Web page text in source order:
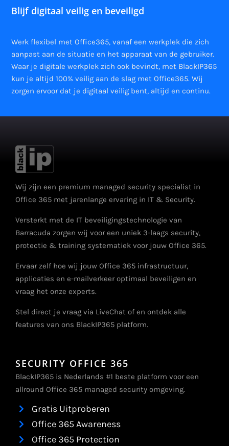
Blijf digitaal veilig en beveiligd
Werk flexibel met Office365, vanaf een werkplek die zich
aanpast aan de situatie en het apparaat van de gebruiker.
Waar je digitale werkplek zich ook bevindt, met BlackIP365
kun je altijd 100% veilig aan de slag met Office365. Wij
zorgen ervoor dat je digitaal veilig bent, altijd en continu.
Wij zijn een premium managed security specialist in
Office 365 met jarenlange ervaring in IT & Security.
Versterkt met de IT beveiligingstechnologie van
Barracuda zorgen wij voor een uniek 3-laags security,
protectie & training systematiek voor jouw Office 365.
Ervaar zelf hoe wij jouw Office 365 infrastructuur,
applicaties en e-mailverkeer optimaal beveiligen en
vraag het onze experts.
Stel direct je vraag via LiveChat of en ontdek alle
features van ons BlackIP365 platform.
SECURITY OFFICE 365
BlackIP365 is Nederlands #1 beste platform voor een
allround Office 365 managed security omgeving.
Gratis Uitproberen
Office 365 Awareness
Office 365 Protection